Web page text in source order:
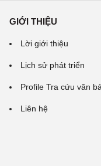
GIỚI THIỆU
Lời giới thiệu
Lịch sử phát triển
Profile Tra cứu văn
Liên hệ